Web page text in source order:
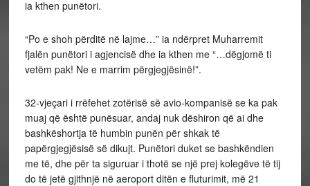
ia kthen punëtori.
“Po e shoh përditë në lajme…” ia ndërpret Muharremit
fjalën punëtori i agjencisë dhe ia kthen me “…dëgjomë ti
vetëm pak! Ne e marrim përgjegjësinë!”.
32-vjeçari i rrëfehet zotërisë së avio-kompanisë se ka pak
muaj që është punësuar, andaj nuk dëshiron që ai dhe
bashkëshortja të humbin punën për shkak të
papërgjegjësisë së dikujt. Punëtori duket se bashkëndien
me të, dhe për ta siguruar i thotë se një prej kolegëve të tij
do të jetë gjithnjë në aeroport ditën e fluturimit, më 21